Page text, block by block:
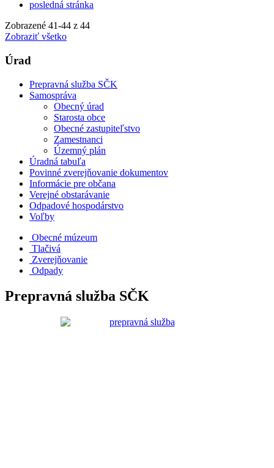
posledná stránka
Zobrazené 41-44 z 44
Zobraziť všetko
Úrad
Prepravná služba SČK
Samospráva
Obecný úrad
Starosta obce
Obecné zastupiteľstvo
Zamestnanci
Územný plán
Úradná tabuľa
Povinné zverejňovanie dokumentov
Informácie pre občana
Verejné obstarávanie
Odpadové hospodárstvo
Voľby
Obecné múzeum
Tlačivá
Zverejňovanie
Odpady
Prepravná služba SČK